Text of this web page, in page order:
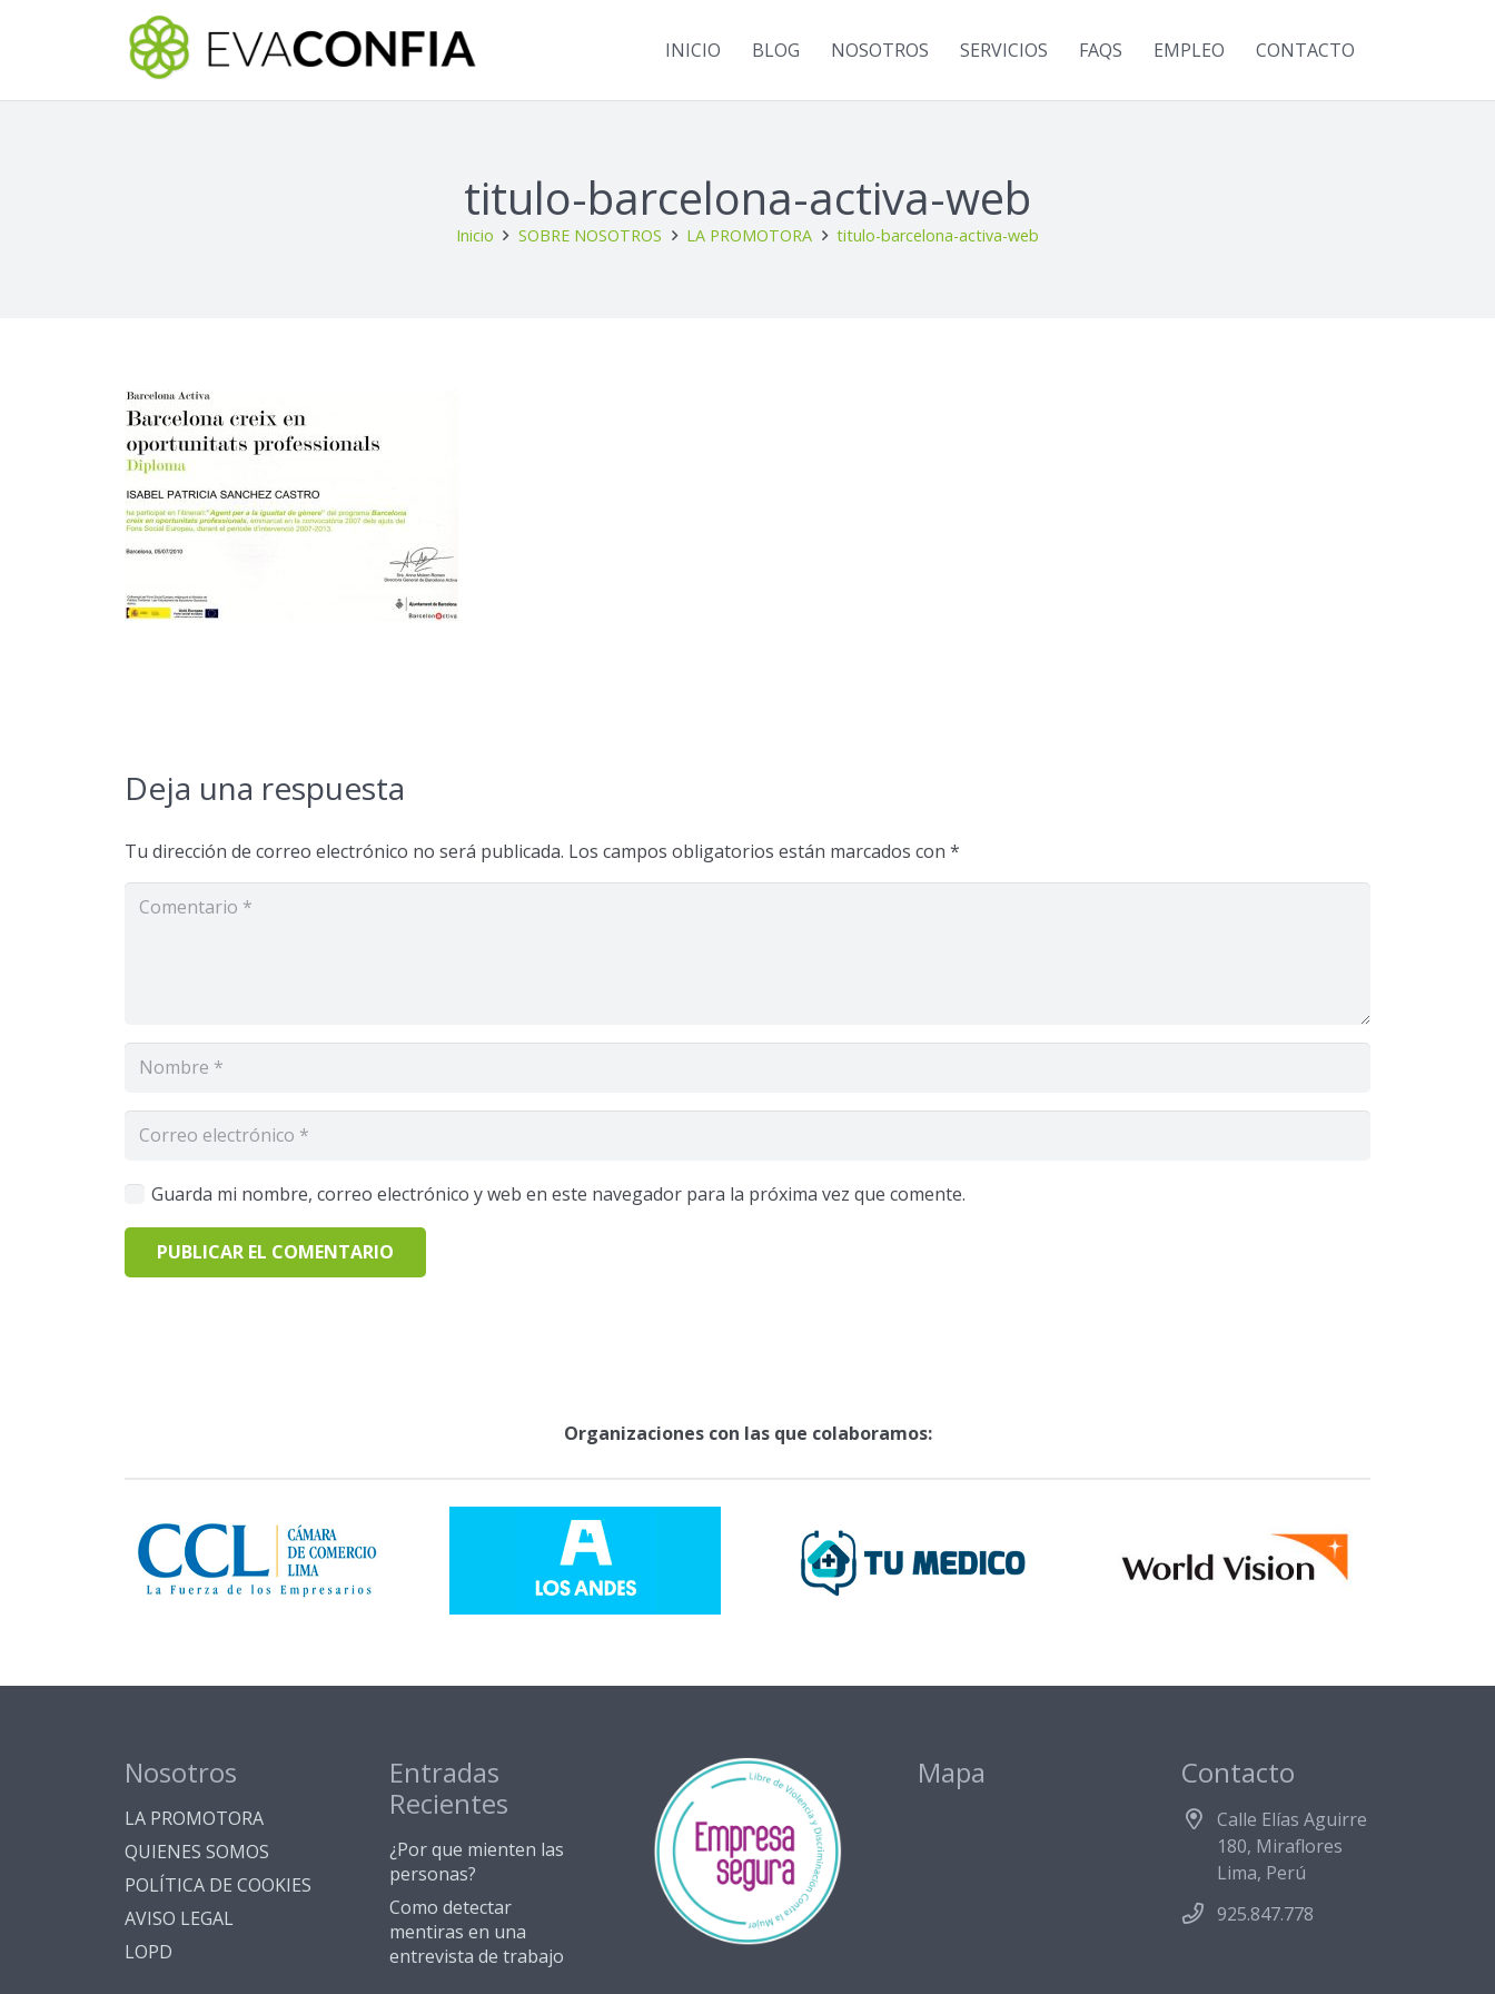
INICIO BLOG NOSOTROS SERVICIOS FAQS EMPLEO CONTACTO
titulo-barcelona-activa-web
Inicio SOBRE NOSOTROS LA PROMOTORA titulo-barcelona-activa-web
Deja una respuesta
Tu dirección de correo electrónico no será publicada. Los campos obligatorios están marcados con *
Guarda mi nombre, correo electrónico y web en este navegador para la próxima vez que comente.
PUBLICAR EL COMENTARIO
Organizaciones con las que colaboramos:
Nosotros
LA PROMOTORA
QUIENES SOMOS
POLÍTICA DE COOKIES
AVISO LEGAL
LOPD
Entradas
Recientes
¿Por que mienten las
personas?
Como detectar
mentiras en una
entrevista de trabajo
Mapa Contacto
Calle Elías Aguirre
180, Miraflores
Lima, Perú
925.847.778